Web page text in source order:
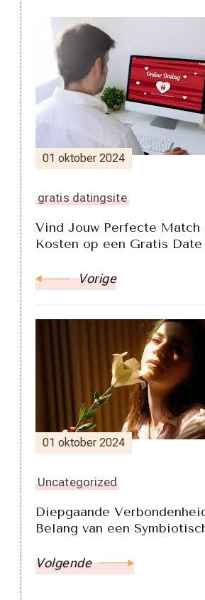
01 oktober 2024
gratis datingsite
Vind Jouw Perfecte Match
Kosten op een Gratis
Vorige
01 oktober 2024
Uncategorized
Diepgaande
Belang van een
Volgende